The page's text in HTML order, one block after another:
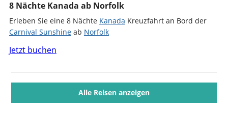
8 Nächte Kanada ab Norfolk
Erleben Sie eine 8 Nächte Kanada Kreuzfahrt an Bord der
Carnival Sunshineab Norfolk
Jetzt buchen
Alle Reisen anzeigen